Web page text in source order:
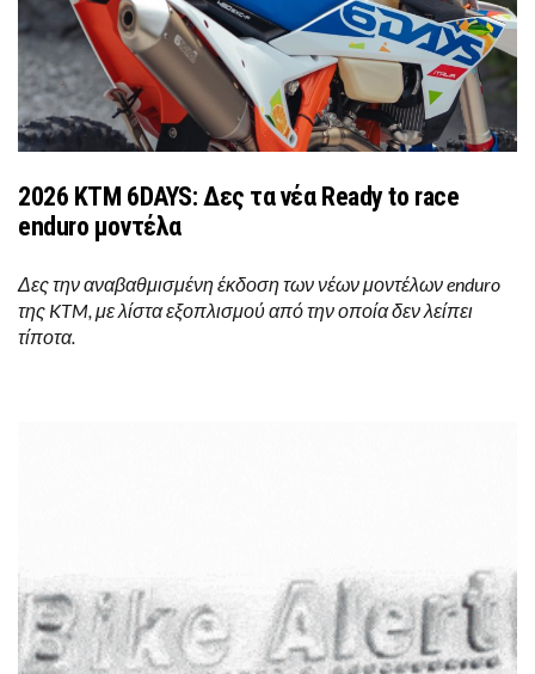
2026 KTM 6DAYS: Δες τα νέα Ready to race
enduro μοντέλα
Δες την αναβαθμισμένη έκδοση των νέων μοντέλων enduro
της KTM, με λίστα εξοπλισμού από την οποία δεν λείπει
τίποτα.